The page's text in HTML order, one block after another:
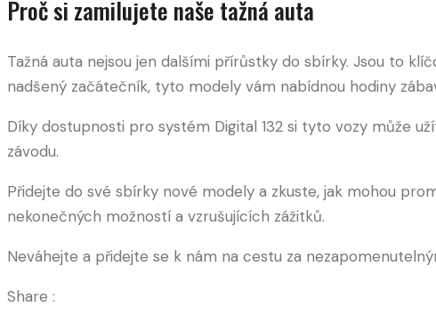
Proč si zamilujete naše tažná auta
Tažná auta nejsou jen dalšími přírůstky do sbírky. Jsou to
nadšený začátečník, tyto modely vám nabídnou hodiny
Díky dostupnosti pro systém Digital 132 si tyto vozy může
závodu.
Přidejte do své sbírky nové modely a zkuste, jak mohou
nekonečných možností a vzrušujících zážitků.
Neváhejte a přidejte se k nám na cestu za
Share :